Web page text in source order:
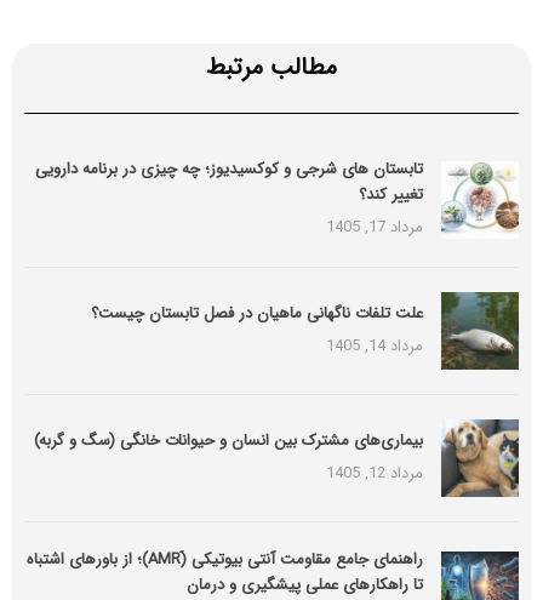
مطالب مرتبط
تابستان های شرجی و کوکسیدیوز؛ چه چیزی در برنامه دارویی
تغییر کند؟
مرداد 17, 1405
علت تلفات ناگهانی ماهیان در فصل تابستان چیست؟
مرداد 14, 1405
بیماری‌های مشترک بین انسان و حیوانات خانگی (سگ و گربه)
مرداد 12, 1405
راهنمای جامع مقاومت آنتی بیوتیکی (َAMR)؛ از باورهای اشتباه
تا راهکارهای عملی پیشگیری و درمان